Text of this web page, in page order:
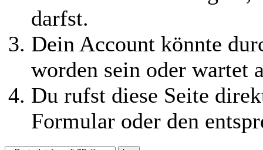
darfst.
Dein Account könnte
worden sein oder wartet
Du rufst diese Seite
Formular oder den